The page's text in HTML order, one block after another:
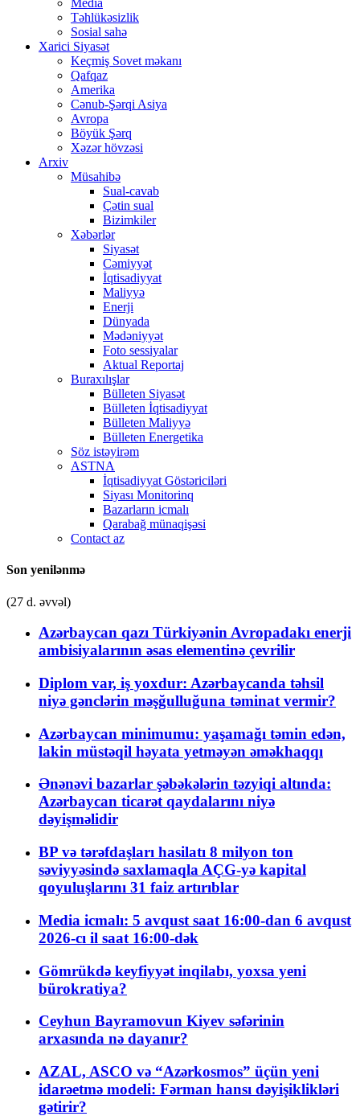
Media
Təhlükəsizlik
Sosial sahə
Xarici Siyasət
Keçmiş Sovet məkanı
Qafqaz
Amerika
Cənub-Şərqi Asiya
Avropa
Böyük Şərq
Xəzər hövzəsi
Arxiv
Müsahibə
Sual-cavab
Çətin sual
Bizimkiler
Xəbərlər
Siyasət
Cəmiyyət
İqtisadiyyat
Maliyyə
Enerji
Dünyada
Mədəniyyət
Foto sessiyalar
Aktual Reportaj
Buraxılışlar
Bülleten Siyasət
Bülleten İqtisadiyyat
Bülleten Maliyyə
Bülleten Energetika
Söz istəyirəm
ASTNA
İqtisadiyyat Göstəriciləri
Siyası Monitorinq
Bazarların icmalı
Qarabağ münaqişəsi
Contact az
Son yenilənmə
(27 d. əvvəl)
Azərbaycan qazı Türkiyənin Avropadakı enerji
ambisiyalarının əsas elementinə çevrilir
Diplom var, iş yoxdur: Azərbaycanda təhsil
niyə gənclərin məşğulluğuna təminat vermir?
Azərbaycan minimumu: yaşamağı təmin edən,
lakin müstəqil həyata yetməyən əməkhaqqı
Ənənəvi bazarlar şəbəkələrin təzyiqi altında:
Azərbaycan ticarət qaydalarını niyə
dəyişməlidir
BP və tərəfdaşları hasilatı 8 milyon ton
səviyyəsində saxlamaqla AÇG-yə kapital
qoyuluşlarını 31 faiz artırıblar
Media icmalı: 5 avqust saat 16:00-dan 6 avqust
2026-cı il saat 16:00-dək
Gömrükdə keyfiyyət inqilabı, yoxsa yeni
bürokratiya?
Ceyhun Bayramovun Kiyev səfərinin
arxasında nə dayanır?
AZAL, ASCO və “Azərkosmos” üçün yeni
idarəetmə modeli: Fərman hansı dəyişiklikləri
gətirir?